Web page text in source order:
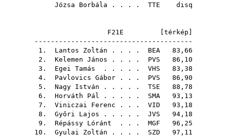
Józsa Borbála . . . . TTE disq
F21E [ térkép
---------------------------------------
1. Lantos Zoltán . . . . BEA 83,66
2. Kelemen János . . . . PVS 86,10
3. Egei Tamás . . . . . VHS 83,38
4. Pavlovics Gábor . . . PVS 86,90
5. Nagy István . . . . . TSE 88,78
6. Horváth Pál . . . . . SMA 93,13
7. Viniczai Ferenc . . . VID 93,18
8. Győri Lajos . . . . . JVS 94,18
9. Répássy Lóránt . . . MGF 96,25
10. Gyulai Zoltán . . . . SZD 97,11